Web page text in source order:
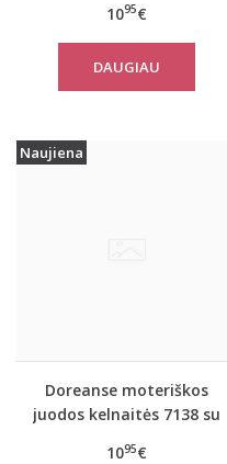
1095€
DAUGIAU
Naujiena
Doreanse moteriškos
juodos kelnaitės 7138 su
1095€